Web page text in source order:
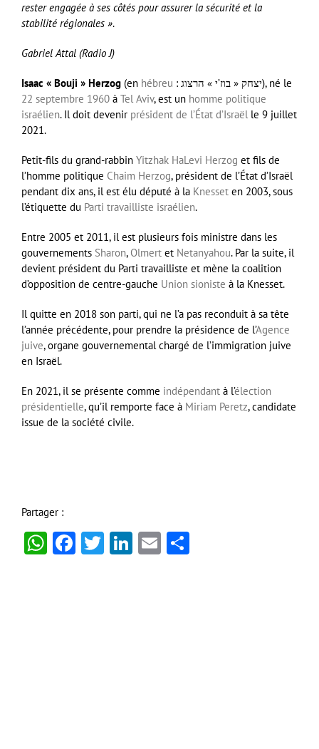
rester engagée à ses côtés pour assurer la sécurité et la
stabilité régionales ».
Gabriel Attal (Radio J)
Isaac « Bouji » Herzog (en hébreu : יצחק « בוז’י » הרצוג), né le
22 septembre 1960 à Tel Aviv, est un homme politique
israélien. Il doit devenir président de l’État d’Israël le 9 juillet
2021.
Petit-fils du grand-rabbin Yitzhak HaLevi Herzog et fils de
l’homme politique Chaim Herzog, président de l’État d’Israël
pendant dix ans, il est élu député à la Knesset en 2003, sous
l’étiquette du Parti travailliste israélien.
Entre 2005 et 2011, il est plusieurs fois ministre dans les
gouvernements Sharon, Olmert et Netanyahou. Par la suite, il
devient président du Parti travailliste et mène la coalition
d’opposition de centre-gauche Union sioniste à la Knesset.
Il quitte en 2018 son parti, qui ne l’a pas reconduit à sa tête
l’année précédente, pour prendre la présidence de l’Agence
juive, organe gouvernemental chargé de l’immigration juive
en Israël.
En 2021, il se présente comme indépendant à l’élection
présidentielle, qu’il remporte face à Miriam Peretz, candidate
issue de la société civile.
Partager :
WhatsApp
Facebook
Twitter
LinkedIn
Email